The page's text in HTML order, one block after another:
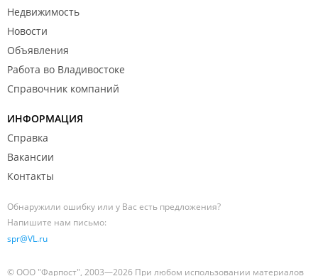
Недвижимость
Новости
Объявления
Работа во Владивостоке
Справочник компаний
ИНФОРМАЦИЯ
Справка
Вакансии
Контакты
Обнаружили ошибку или у Вас есть предложения?
Напишите нам письмо:
spr@VL.ru
© ООО "Фарпост", 2003—2026 При любом использовании материалов